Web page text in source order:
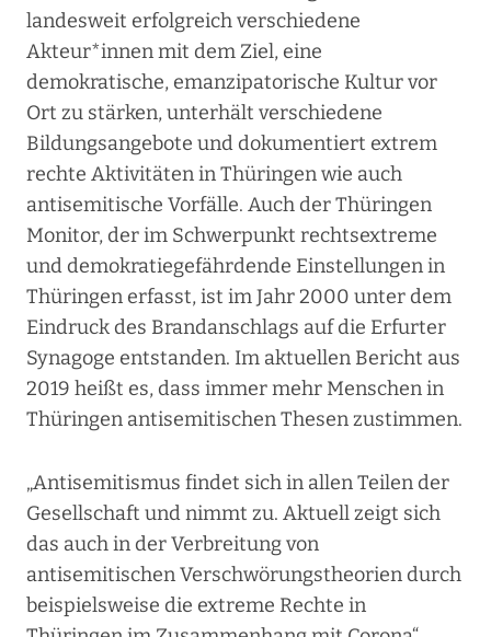
landesweit erfolgreich verschiedene
Akteur*innen mit dem Ziel, eine
demokratische, emanzipatorische Kultur vor
Ort zu stärken, unterhält verschiedene
Bildungsangebote und dokumentiert extrem
rechte Aktivitäten in Thüringen wie auch
antisemitische Vorfälle. Auch der Thüringen
Monitor, der im Schwerpunkt rechtsextreme
und demokratiegefährdende Einstellungen in
Thüringen erfasst, ist im Jahr 2000 unter dem
Eindruck des Brandanschlags auf die Erfurter
Synagoge entstanden. Im aktuellen Bericht aus
2019 heißt es, dass immer mehr Menschen in
Thüringen antisemitischen Thesen zustimmen.
„Antisemitismus findet sich in allen Teilen der
Gesellschaft und nimmt zu. Aktuell zeigt sich
das auch in der Verbreitung von
antisemitischen Verschwörungstheorien durch
beispielsweise die extreme Rechte in